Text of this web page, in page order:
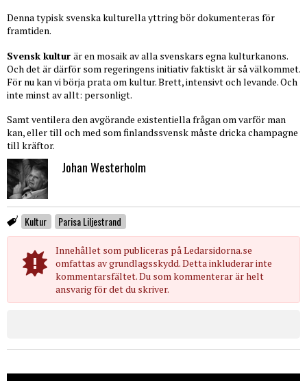
Denna typisk svenska kulturella yttring bör dokumenteras för
framtiden.
Svensk kultur är en mosaik av alla svenskars egna kulturkanons.
Och det är därför som regeringens initiativ faktiskt är så välkommet.
För nu kan vi börja prata om kultur. Brett, intensivt och levande. Och
inte minst av allt: personligt.
Samt ventilera den avgörande existentiella frågan om varför man
kan, eller till och med som finlandssvensk måste dricka champagne
till kräftor.
Johan Westerholm
Kultur Parisa Liljestrand
Innehållet som publiceras på Ledarsidorna.se
omfattas av grundlagsskydd. Detta inkluderar inte
kommentarsfältet. Du som kommenterar är helt
ansvarig för det du skriver.